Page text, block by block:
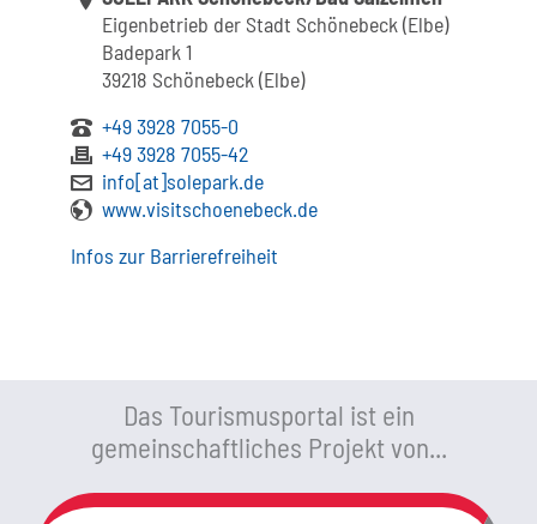
Eigenbetrieb der Stadt Schönebeck (Elbe)
Badepark 1
39218 Schönebeck (Elbe)
+49 3928 7055-0
+49 3928 7055-42
info[at]solepark.de
www.visitschoenebeck.de
Infos zur Barrierefreiheit
Das Tourismusportal ist ein
gemeinschaftliches Projekt von...